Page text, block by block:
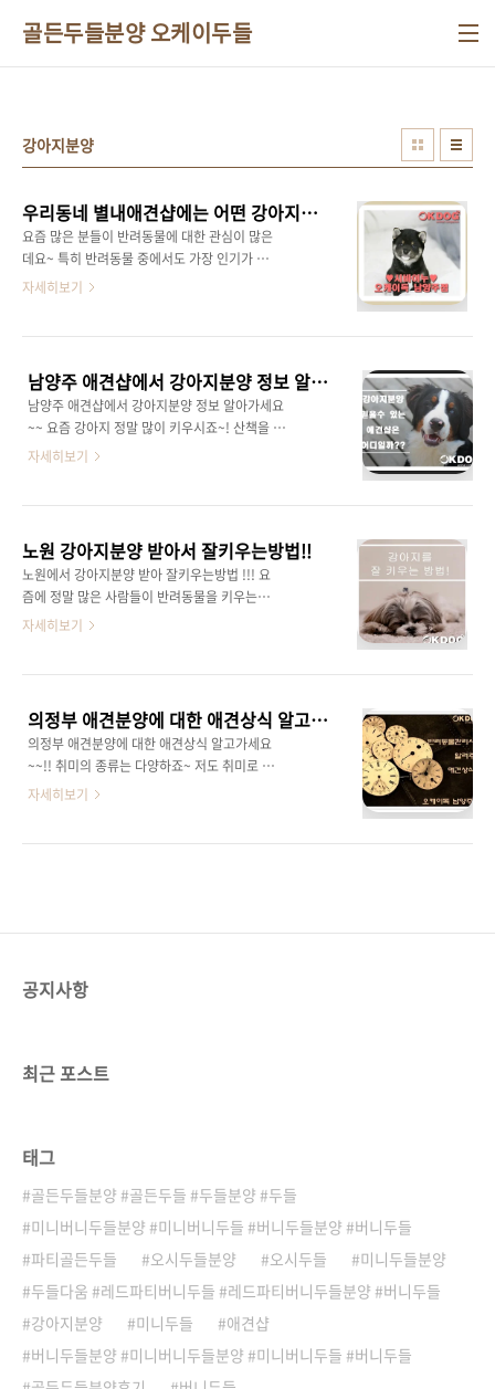
골든두들분양 오케이두들
강아지분양
우리동네 별내애견샵에는 어떤 강아지들이??
요즘 많은 분들이 반려동물에 대한 관심이 많은
데요~ 특히 반려동물 중에서도 가장 인기가 많은
동물은 강아지인데요~ 퇴근하고 집 문을 열면 너
강아지들이??? ) 경기도 남양주시에 있는 이곳
은 별내역에서 도보로 5분거리에 위치해 있는 곳
으로, 강아지분양 경력이 올해 20년인 베테랑 별
내 애견샵입니다. 20주년을 맞이해 고객감사 증
정 이벤트를 진행중이라고 하는데요~ 이벤트 상
강아지분양 받으시는 보든 분들에게 소진시 까
는 어떤 강아지들이?? ) 이곳 별내 애견샵의 직
원들은 모두 ..
자세히보기
남양주 애견샵에서 강아지분양 정보 알아가세요~
남양주 애견샵에서 강아지분양 정보 알아가세요
~~ 요즘 강아지 정말 많이 키우시죠~! 산책을 하
다보면 강아지를 입양하고 싶은 욕구가 마구마
강아지분양 받을 수 있는 곳과 강아지분양시 사
기를 당하지 않고 안전하게 강아지분양 받을 수
있는 곳을 알려드리려 합니다~!! 남양주 인근에
사는 분들중 강아지분양 받으신 분들께서 남양
주 애견샵 OKDOG 남양주점을 모르면 간첩???
양주 애견샵 중 오랜 시간 사랑을 받아온 곳입니
과 단 도보 5분거리 밖에 안되고, 주차장이 완비
되있어 어떠한 방법..
자세히보기
노원 강아지분양 받아서 잘키우는방법!!
노원에서 강아지분양 받아 잘키우는방법 !!! 요
즘에 정말 많은 사람들이 반려동물을 키우는데
요~ 그중에서도 가장 많이 키우시는 노원 강아지
려올지 고민하실 때, 품종을 먼저 고민을 해보셔
야 합니다. 주거환경이나 내가 얼마나 사랑해줄
수 있을지 꼼꼼히 알아보셔야 하고, 털이 얼마나
빠지는지에 대한 것들을 가족구성원 모두 고민
을 해봐야 합니다. ( 노원 강아지분양 추천 애견
는 경우, 강아지가 행동반경에 불편함을 느낄 수
자세히보기
의정부 애견분양에 대한 애견상식 알고가세요~~!!
의정부 애견분양에 대한 애견상식 알고가세요
~~!! 취미의 종류는 다양하죠~ 저도 취미로 물고
기를 키우고있어요~ 보고만 있어도 마음이 편안
더 많이 빠진다 " 입니다. 단모종은 장모종에 비
자세히보기
공지사항
최근 포스트
태그
골든두들분양 #골든두들 #두들분양 #두들
미니버니두들분양 #미니버니두들 #버니두들분양 #버니두들
파티골든두들
오시두들분양 오시두들
미니두들분양
두들다움 #레드파티버니두들 #레드파티버니두들분양 #버니두들
강아지분양
미니두들
애견샵
버니두들분양 #미니버니두들분양 #미니버니두들 #버니두들